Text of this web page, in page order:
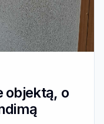
objektą, o